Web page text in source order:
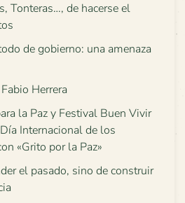
Tonteras…, de hacerse el
de gobierno: una amenaza
Herrera
la Paz y Festival Buen Vivir
Internacional de los
«Grito por la Paz»
el pasado, sino de construir